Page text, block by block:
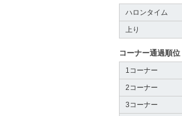
ハロンタイム
上り
コーナー通過順位
1コーナー
2コーナー
3コーナー